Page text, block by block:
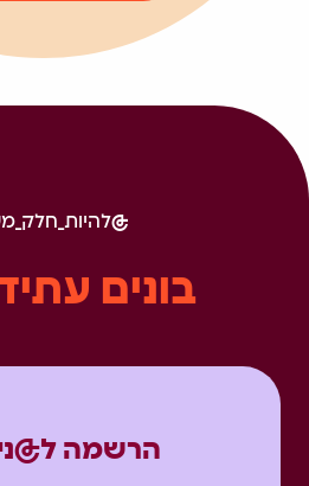
בונים
הרשמה